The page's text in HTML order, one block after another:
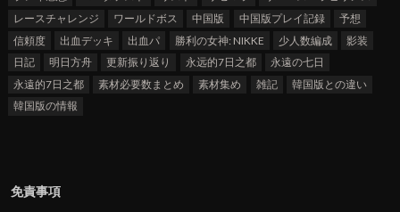
レースチャレンジ
ワールドボス 中国版 中国版プレイ記録
予想
信頼度
出血デッキ 出血パ 勝利の女神: NIKKE 少人数編成
影装
日記
明日方舟 更新振り返り 永远的7日之都
永遠の七日
永遠的7日之都
素材必要数まとめ 素材集め 雑記
韓国版との違い
韓国版の情報
免責事項